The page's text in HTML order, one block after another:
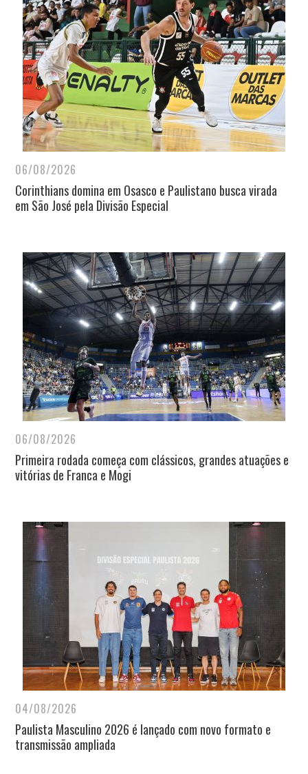
06/08/2026
Corinthians domina em Osasco e Paulistano busca virada
em São José pela Divisão Especial
06/08/2026
Primeira rodada começa com clássicos, grandes atuações e
vitórias de Franca e Mogi
04/08/2026
Paulista Masculino 2026 é lançado com novo formato e
transmissão ampliada